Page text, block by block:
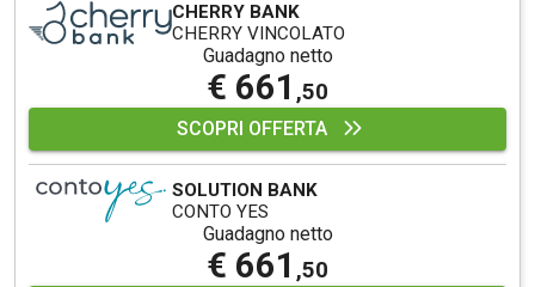
CHERRY BANK
CHERRY VINCOLATO
Guadagno netto
€ 661 ,50
SCOPRI OFFERTA
SOLUTION BANK
CONTO YES
Guadagno netto
€ 661 ,50